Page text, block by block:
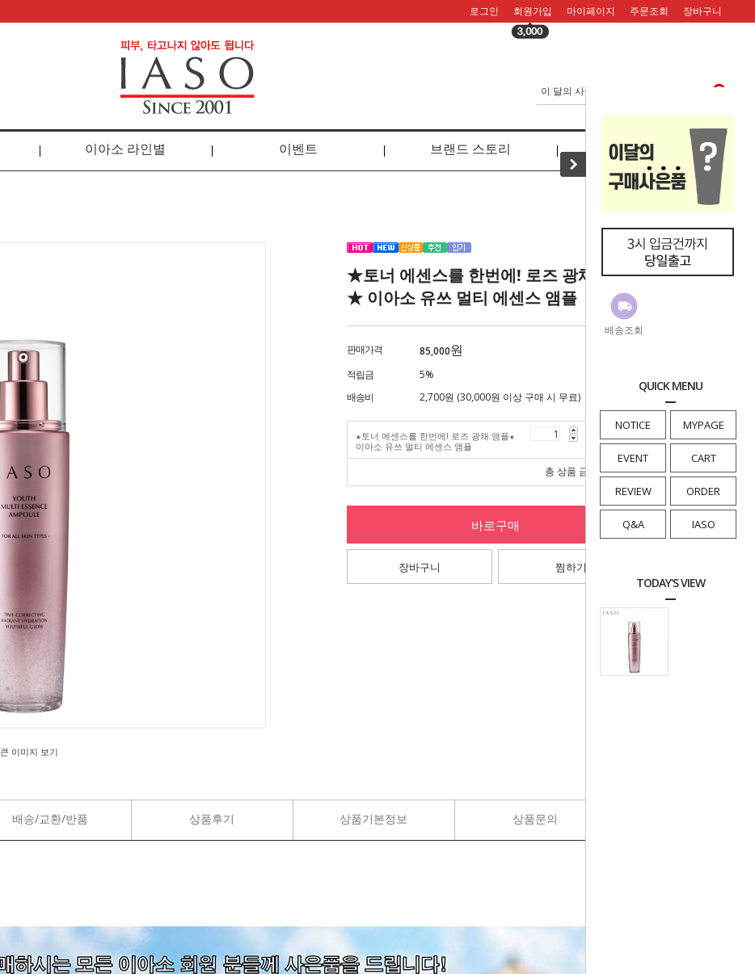
배송조회
QUICK MENU
NOTICE MYPAGE
EVENT CART
REVIEW ORDER
Q&A IASO
TODAY'S VIEW
로그인 회원가입 마이페이지 주문조회 장바구니
이아소 라인별 이벤트 브랜드 스토리 리뷰
큰 이미지 보기
★토너 에센스를 한번에! 로즈 광채 앰플
★ 이아소 유쓰 멀티 에센스 앰플
판매가격 85,000원
적립금
5%
배송비
2,700원 (30,000원 이상 구매 시 무료)
★토너 에센스를 한번에! 로즈 광채 앰플★
이아소 유쓰 멀티 에센스 앰플
85,000원
총 상품 금액 85,000 원
바로구매
장바구니 찜하기
배송/교환/반품 상품후기 상품기본정보 상품문의